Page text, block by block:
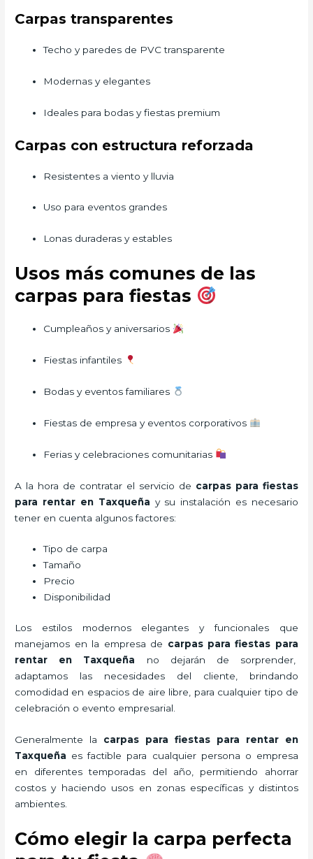
Carpas transparentes
Techo y paredes de PVC transparente
Modernas y elegantes
Ideales para bodas y fiestas premium
Carpas con estructura reforzada
Resistentes a viento y lluvia
Uso para eventos grandes
Lonas duraderas y estables
Usos más comunes de las
carpas para fiestas
Cumpleaños y aniversarios
Fiestas infantiles
Bodas y eventos familiares
Fiestas de empresa y eventos corporativos
Ferias y celebraciones comunitarias
A la hora de contratar el servicio de carpas para fiestas
para rentar en Taxqueña y su instalación es necesario
tener en cuenta algunos factores:
Tipo de carpa
Tamaño
Precio
Disponibilidad
Los estilos modernos elegantes y funcionales que
manejamos en la empresa de carpas para fiestas para
rentar en Taxqueña no dejarán de sorprender,
adaptamos las necesidades del cliente, brindando
comodidad en espacios de aire libre, para cualquier tipo de
celebración o evento empresarial.
Generalmente la carpas para fiestas para rentaren
Taxqueña es factible para cualquier persona o empresa
en diferentes temporadas del año, permitiendo ahorrar
costos y haciendo usos en zonas específicas y distintos
ambientes.
Cómo elegir la carpa perfecta